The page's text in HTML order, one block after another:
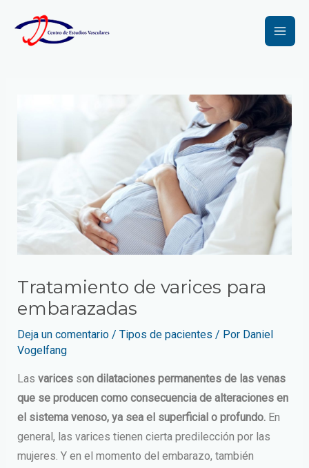
contenido
Main
Tratamiento de varices para
embarazadas
Deja un comentario / Tipos de pacientes / Por Daniel
Vogelfang
Las varicesson dilataciones permanentes de las venas
que se producen como consecuencia de alteraciones en
el sistema venoso, ya sea el superficial o profundo. En
general, las varices tienen cierta predilección por las
mujeres. Y en el momento del embarazo, también
de
entradas